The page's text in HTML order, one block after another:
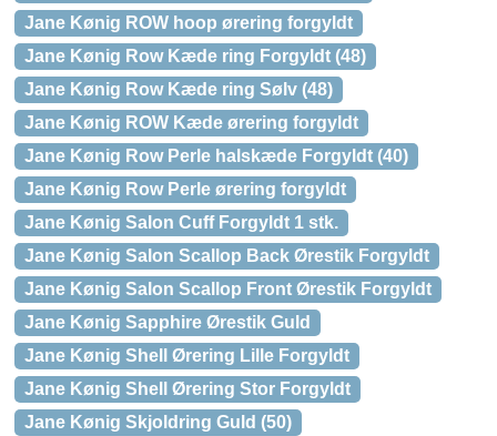
Jane Kønig ROW hoop ørering forgyldt
Jane Kønig Row Kæde ring Forgyldt (48)
Jane Kønig Row Kæde ring Sølv (48)
Jane Kønig ROW Kæde ørering forgyldt
Jane Kønig Row Perle halskæde Forgyldt (40)
Jane Kønig Row Perle ørering forgyldt
Jane Kønig Salon Cuff Forgyldt 1 stk.
Jane Kønig Salon Scallop Back Ørestik Forgyldt
Jane Kønig Salon Scallop Front Ørestik Forgyldt
Jane Kønig Sapphire Ørestik Guld
Jane Kønig Shell Ørering Lille Forgyldt
Jane Kønig Shell Ørering Stor Forgyldt
Jane Kønig Skjoldring Guld (50)